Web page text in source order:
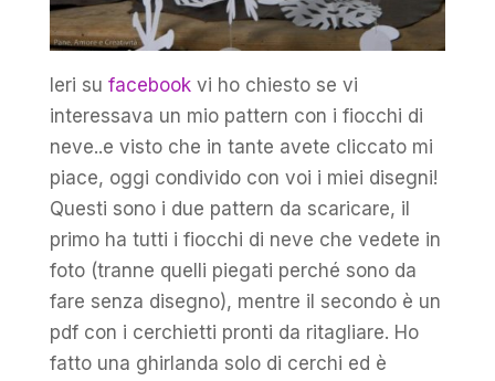
Ieri su facebookvi ho chiesto se vi
interessava un mio pattern con i fiocchi di
neve..e visto che in tante avete cliccato mi
piace, oggi condivido con voi i miei disegni!
Questi sono i due pattern da scaricare, il
primo ha tutti i fiocchi di neve che vedete in
foto (tranne quelli piegati perché sono da
fare senza disegno), mentre il secondo è un
pdf con i cerchietti pronti da ritagliare. Ho
fatto una ghirlanda solo di cerchi ed è